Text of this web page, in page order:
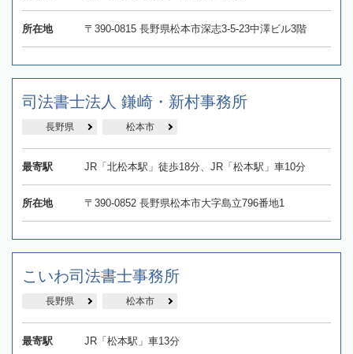
所在地 〒390-0815 長野県松本市深志3-5-23中澤ビル3階
司法書士法人 鎌崎・新村事務所
長野県 松本市
最寄駅 JR「北松本駅」徒歩18分、JR「松本駅」車10分
所在地 〒390-0852 長野県松本市大字島立796番地1
こいわ司法書士事務所
長野県 松本市
最寄駅 JR「松本駅」車13分